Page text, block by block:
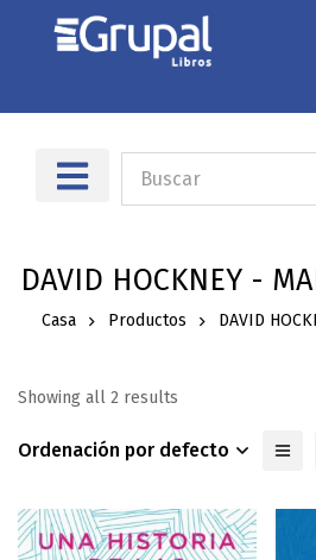
DAVID HOCKNEY -
Casa Productos DAVID
Showing all 2 results
Ordenación por defecto